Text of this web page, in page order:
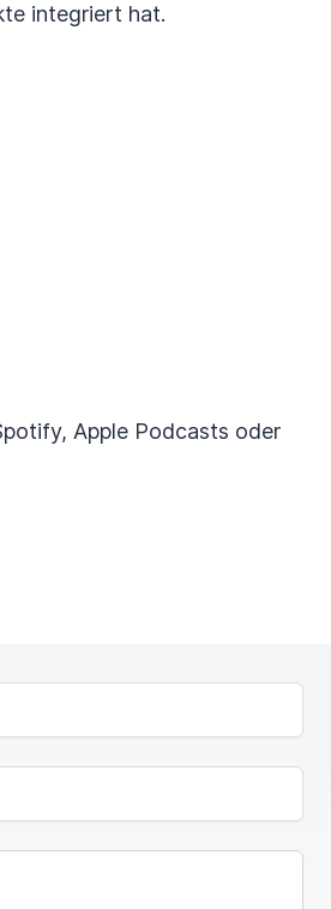
integriert hat.
Apple Podcasts oder